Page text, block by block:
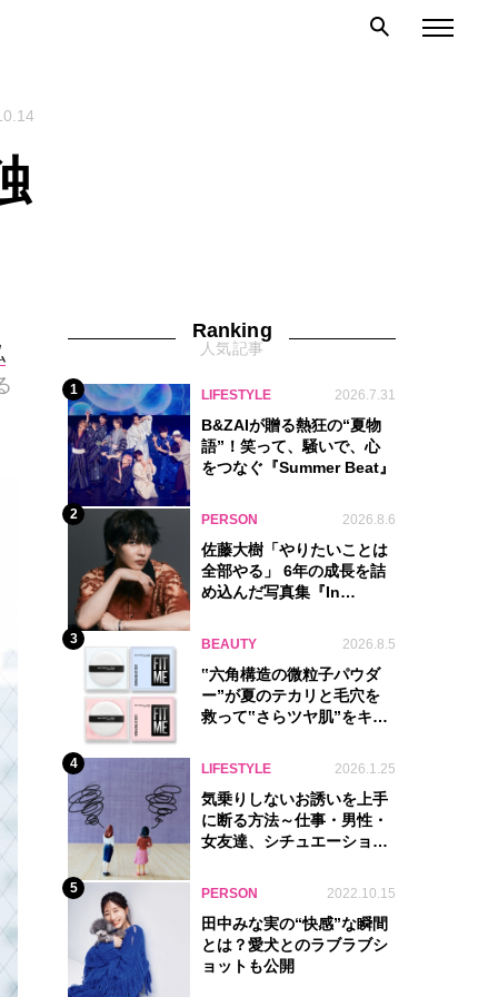
Ranking
人気記事
1 LIFESTYLE 2026.7.31
B&ZAIが贈る熱狂の“夏物
語”！笑って、騒いで、心
をつなぐ『Summer Beat』
2 PERSON 2026.8.6
佐藤大樹「やりたいことは
全部やる」 6年の成長を詰
め込んだ写真集『In
3 BEAUTY 2026.8.5
‟六角構造の微粒子パウダ
ー”が夏のテカリと毛穴を
救って‟さらツヤ肌”をキー
4 LIFESTYLE 2026.1.25
気乗りしないお誘いを上手
に断る方法～仕事・男性・
女友達、シチュエーション
5 PERSON 2022.10.15
田中みな実の“快感”な瞬間
とは？愛犬とのラブラブシ
ョットも公開